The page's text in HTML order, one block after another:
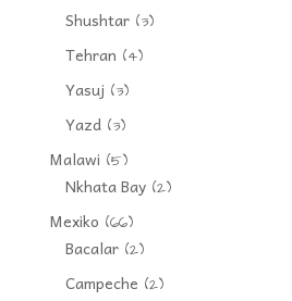
Shushtar(3)
Tehran (4)
Yasuj (3)
Yazd(3)
Malawi (5)
Nkhata Bay(2)
Mexiko (66)
Bacalar(2)
Campeche (2)